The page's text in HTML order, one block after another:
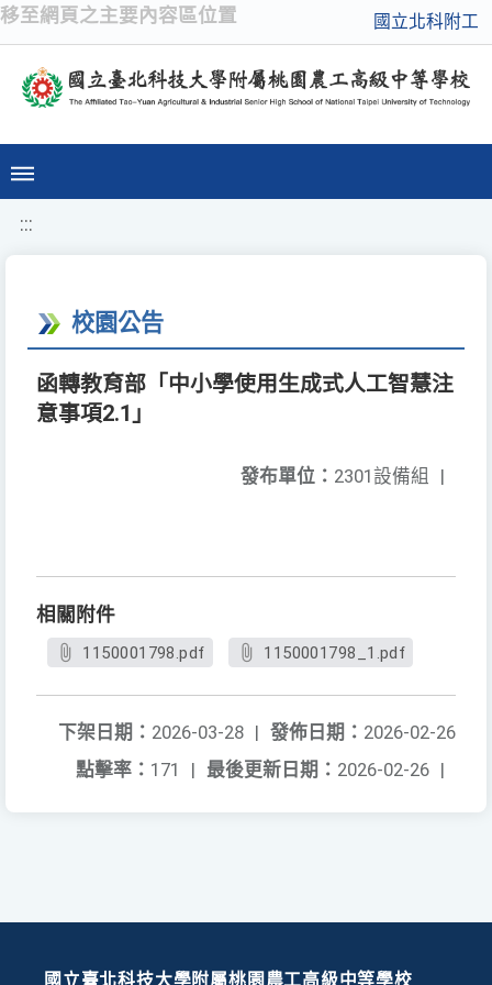
移至網頁之主要內容區位置 國立北科附工
:::
校園公告
函轉教育部「中小學使用生成式人工智慧注
意事項2.1」
發布單位： 2301設備組 |
相關附件
1150001798.pdf 1150001798_1.pdf
發佈日期： 2026-02-26
下架日期： 2026-03-28 |
最後更新日期： 2026-02-26 |
點擊率： 171 |
國立臺北科技大學附屬桃園農工高級中等學校